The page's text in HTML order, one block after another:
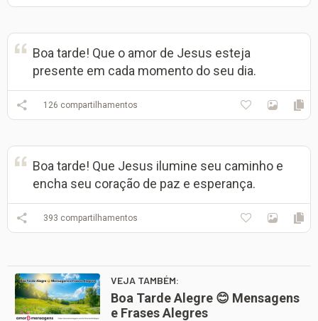
Boa tarde! Que o amor de Jesus esteja
presente em cada momento do seu dia.
126 compartilhamentos
Boa tarde! Que Jesus ilumine seu caminho e
encha seu coração de paz e esperança.
393 compartilhamentos
VEJA TAMBÉM:
Boa Tarde Alegre 😊 Mensagens
e Frases Alegres